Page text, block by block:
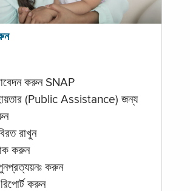
করুন SNAP
(Public Assistance) জন্য
রাখুন
করুন
করুন
করুন